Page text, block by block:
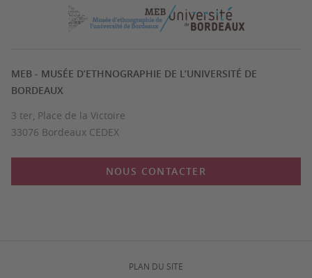
MEB - MUSÉE D’ETHNOGRAPHIE DE L’UNIVERSITÉ DE
BORDEAUX
3 ter, Place de la Victoire
33076 Bordeaux CEDEX
NOUS CONTACTER
PLAN DU SITE